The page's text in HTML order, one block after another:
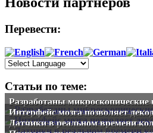
Перевести:
Статьи по теме:
Разработаны
Интерфейс мозга позволяет
Датчики в реальном времени